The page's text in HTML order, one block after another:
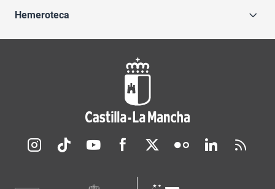
Hemeroteca
Redes sociales JCCM